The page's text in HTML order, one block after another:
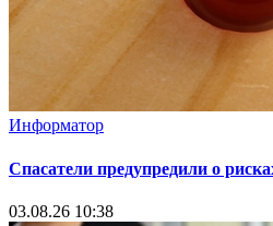
Информатор
Спасатели предупредили о
03.08.26 10:38